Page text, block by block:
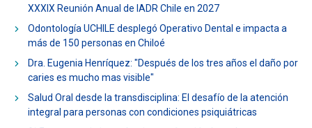
XXXIX Reunión Anual de IADR Chile en 2027
Odontología UCHILE desplegó Operativo Dental e impacta a
más de 150 personas en Chiloé
Dra. Eugenia Henríquez: "Después de los tres años el daño por
caries es mucho mas visible"
Salud Oral desde la transdisciplina: El desafío de la atención
integral para personas con condiciones psiquiátricas